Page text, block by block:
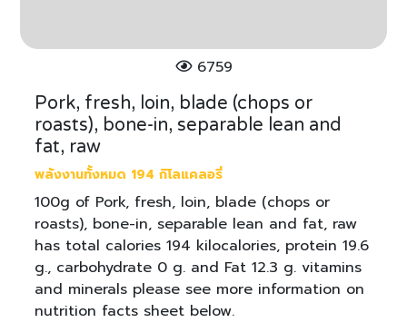
6759
Pork, fresh, loin, blade (chops or
roasts), bone-in, separable lean and
fat, raw
พลังงานทั้งหมด 194 กิโลแคลอรี่
100g of Pork, fresh, loin, blade (chops or
roasts), bone-in, separable lean and fat, raw
has total calories 194 kilocalories, protein 19.6
g., carbohydrate 0 g. and Fat 12.3 g. vitamins
and minerals please see more information on
nutrition facts sheet below.